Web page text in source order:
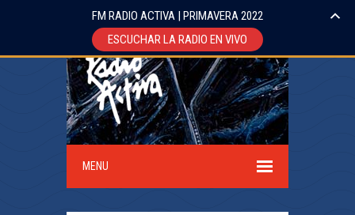
MENU
FM RADIO ACTIVA | PRIMAVERA 2022
ESCUCHAR LA RADIO EN VIVO